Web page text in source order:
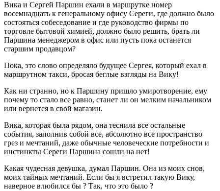
Вика и Сергей Паршин ехали в маршрутке номер
восемнадцать к генеральному офису Сереги, где должно было
состояться собеседование и где руководство фирмы по
торговле бытовой химией, должно было решить, брать ли
Паршина менеджером в офис или пусть пока останется
старшим продавцом?
Пока, это слово определяло будущее Сергея, который ехал в
маршрутном такси, бросая беглые взгляды на Вику!
Как ни странно, но к Паршину пришло умиротворение, ему
почему то стало все равно, станет ли он мелким начальником
или вернется в свой магазин.
Вика, которая была рядом, она теснила все остальные
события, заполнив собой все, абсолютно все пространство
грез и мечтаний, даже обычные человеческие потребности и
инстинкты Сереги Паршина сошли на нет!
Какая чудесная девушка, думал Паршин. Она из моих снов,
моих тайных мечтаний. Если бы я встретил такую Вику,
наверное влюбился бы ? Так, что это было ?